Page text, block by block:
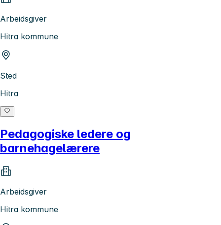
Arbeidsgiver
Hitra kommune
Sted
Hitra
Pedagogiske ledere og
barnehagelærere
Arbeidsgiver
Hitra kommune